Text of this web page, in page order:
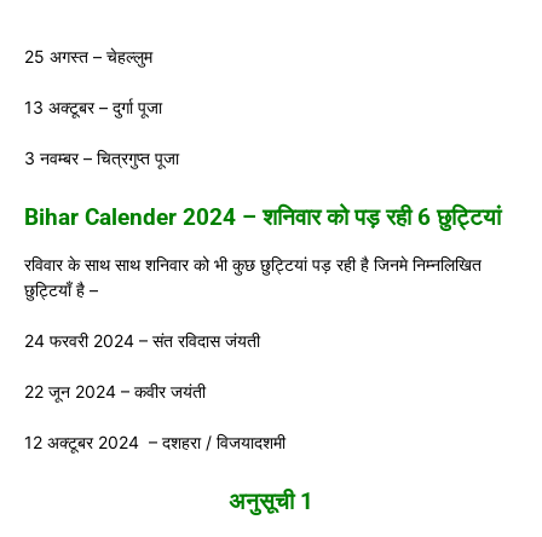
25 अगस्त – चेहल्लुम
13 अक्टूबर – दुर्गा पूजा
3 नवम्बर – चित्रगुप्त पूजा
Bihar Calender 2024 – शनिवार को पड़ रही 6 छुट्टियां
रविवार के साथ साथ शनिवार को भी कुछ छुट्टियां पड़ रही है जिनमे निम्नलिखित
छुट्टियाँ है –
24 फरवरी 2024 – संत रविदास जंयती
22 जून 2024 – कवीर जयंती
12 अक्टूबर 2024 – दशहरा / विजयादशमी
अनुसूची 1